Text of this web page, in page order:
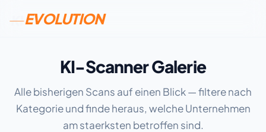
KI
KIEVOLUTION
KI-Scanner Galerie
Alle bisherigen Scans auf einen Blick — filtere nach
Kategorie und finde heraus, welche Unternehmen
am staerksten betroffen sind.